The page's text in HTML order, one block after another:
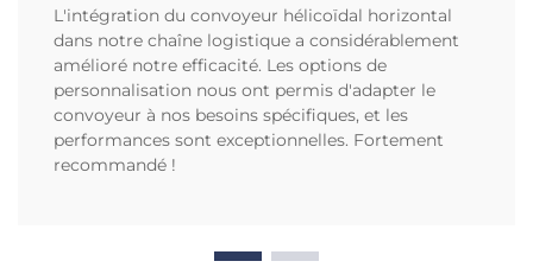
L'intégration du convoyeur hélicoïdal horizontal
dans notre chaîne logistique a considérablement
amélioré notre efficacité. Les options de
personnalisation nous ont permis d'adapter le
convoyeur à nos besoins spécifiques, et les
performances sont exceptionnelles. Fortement
recommandé !